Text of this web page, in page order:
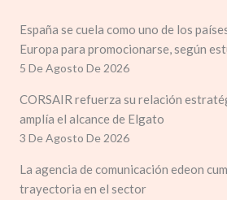
España se cuela como uno de los
Europa para promocionarse, según
5 De Agosto De 2026
CORSAIR refuerza su relación
amplía el alcance de Elgato
3 De Agosto De 2026
La agencia de comunicación edeon
trayectoria en el sector